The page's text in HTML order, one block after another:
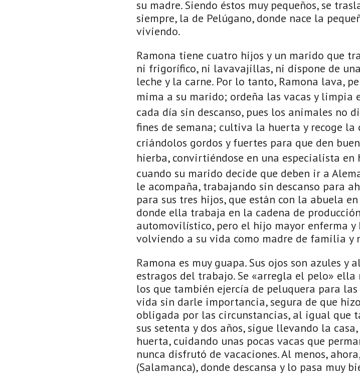
su madre. Siendo éstos muy pequeños, se
siempre, la de Pelúgano, donde nace la
viviendo.
Ramona tiene cuatro hijos y un marido que
ni frigorífico, ni lavavajillas, ni dispone de
leche y la carne. Por lo tanto, Ramona lava,
mima a su marido; ordeña las vacas y limpia
cada día sin descanso, pues los animales no
fines de semana; cultiva la huerta y recoge la
criándolos gordos y fuertes para que den
hierba, convirtiéndose en una especialista en
cuando su marido decide que deben ir a
le acompaña, trabajando sin descanso para
para sus tres hijos, que están con la abuela
donde ella trabaja en la cadena de
automovilístico, pero el hijo mayor enferma y
volviendo a su vida como madre de familia y
Ramona es muy guapa. Sus ojos son azules y
estragos del trabajo. Se «arregla el pelo»
los que también ejercía de peluquera para
vida sin darle importancia, segura de que
obligada por las circunstancias, al igual que
sus setenta y dos años, sigue llevando la
huerta, cuidando unas pocas vacas que
nunca disfrutó de vacaciones. Al menos,
(Salamanca), donde descansa y lo pasa muy